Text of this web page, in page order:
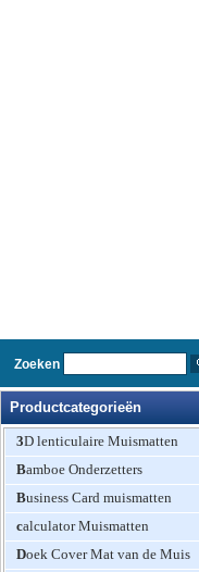
Zoeken
Productcategorieën
3D lenticulaire Muismatten
Bamboe Onderzetters
Business Card muismatten
calculator Muismatten
Doek Cover Mat van de Muis